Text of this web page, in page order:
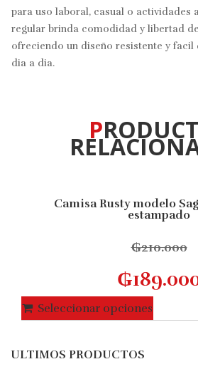
para uso laboral, casual o actividades
regular brinda comodidad y libertad
ofreciendo un diseño resistente y facil
dia a dia.
PRODUCTOS
10% OFFCamisa Rusty modelo
estampado
₲210.000
₲
Seleccionar opciones
producto
ULTIMOS PRODUCTOS